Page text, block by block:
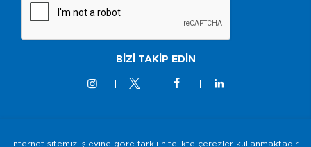
BİZİ TAKİP EDİN
İnternet sitemiz işlevine göre farklı nitelikte çerezler kullanmaktadır.